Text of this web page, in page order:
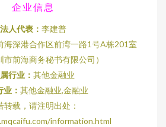
企业信息
法人代表： 李建普
海深港合作区前湾一路1号A栋201室
市前海商务秘书有限公司）
行业： 其他金融业
： 其他金融业,金融业
转载，请注明出处：
information.html